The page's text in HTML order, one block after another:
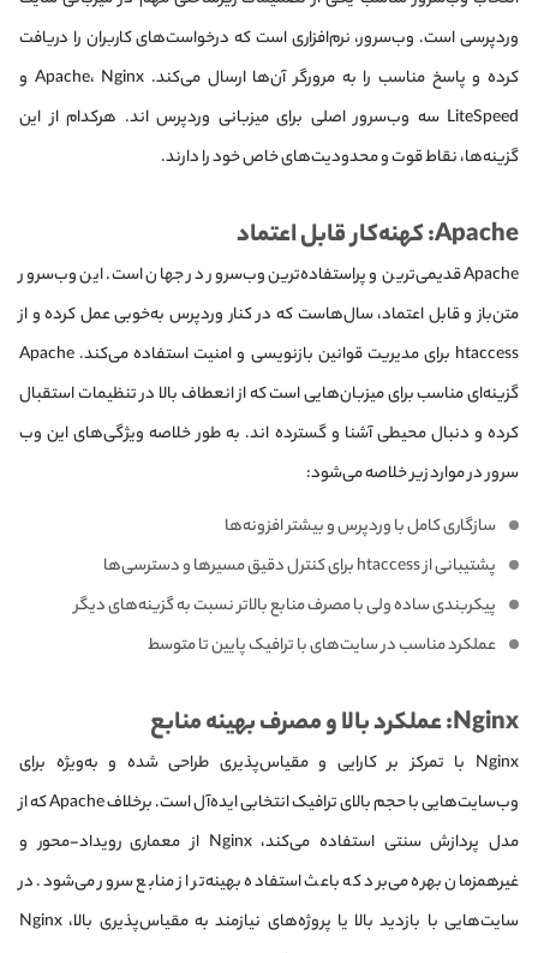
وردپرسی است. وب‌سرور، نرم‌افزاری است که درخواست‌های کاربران را دریافت
کرده و پاسخ مناسب را به مرورگر آن‌ها ارسال می‌کند. Apache، Nginx و
LiteSpeed سه وب‌سرور اصلی برای میزبانی وردپرس اند. هرکدام از این
گزینه‌ها، نقاط قوت و محدودیت‌های خاص خود را دارند.
Apache: کهنه‌کار قابل اعتماد
Apache قدیمی‌ترین و پراستفاده‌ترین وب‌سرور در جهان است. این وب‌سرور
متن‌باز و قابل اعتماد، سال‌هاست که در کنار وردپرس به‌خوبی عمل کرده و از
htaccess برای مدیریت قوانین بازنویسی و امنیت استفاده می‌کند. Apache
گزینه‌ای مناسب برای میزبان‌هایی است که از انعطاف بالا در تنظیمات استقبال
کرده و دنبال محیطی آشنا و گسترده‌ اند. به طور خلاصه ویژگی‌های این وب
سرور در موارد زیر خلاصه می‌شود:
سازگاری کامل با وردپرس و بیشتر افزونه‌ها
پشتیبانی از htaccess برای کنترل دقیق مسیرها و دسترسی‌ها
پیکربندی ساده ولی با مصرف منابع بالاتر نسبت به گزینه‌های دیگر
عملکرد مناسب در سایت‌های با ترافیک پایین تا متوسط
Nginx: عملکرد بالا و مصرف بهینه منابع
Nginx با تمرکز بر کارایی و مقیاس‌پذیری طراحی شده و به‌ویژه برای
وب‌سایت‌هایی با حجم بالای ترافیک انتخابی ایده‌آل است. برخلاف Apache که از
مدل پردازش سنتی استفاده می‌کند، Nginx از معماری رویداد-محور و
غیرهمزمان بهره می‌برد که باعث استفاده بهینه‌تر از منابع سرور می‌شود. در
سایت‌هایی با بازدید بالا یا پروژه‌های نیازمند به مقیاس‌پذیری بالا، Nginx